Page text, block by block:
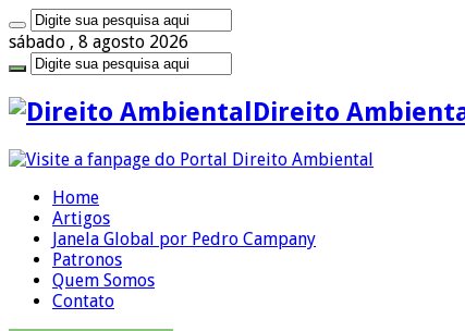
sábado , 8 agosto 2026
Direito
Home
Artigos
Janela Global por Pedro Campany
Patronos
Quem Somos
Contato